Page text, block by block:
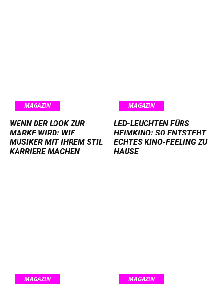
MAGAZIN
WENN DER LOOK ZUR
MARKE WIRD: WIE
MUSIKER MIT IHREM STIL
KARRIERE MACHEN
MAGAZIN
LED-LEUCHTEN FÜRS
HEIMKINO: SO ENTSTEHT
ECHTES KINO-FEELING ZU
HAUSE
MAGAZIN MAGAZIN